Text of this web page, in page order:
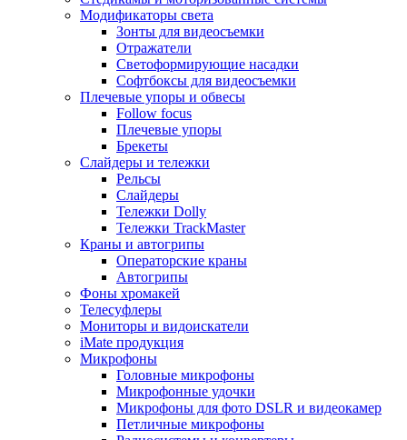
Модификаторы света
Зонты для видеосъемки
Отражатели
Светоформирующие насадки
Софтбоксы для видеосъемки
Плечевые упоры и обвесы
Follow focus
Плечевые упоры
Брекеты
Слайдеры и тележки
Рельсы
Слайдеры
Тележки Dolly
Тележки TrackMaster
Краны и автогрипы
Операторские краны
Автогрипы
Фоны хромакей
Телесуфлеры
Мониторы и видоискатели
iMate продукция
Микрофоны
Головные микрофоны
Микрофонные удочки
Микрофоны для фото DSLR и видеокамер
Петличные микрофоны